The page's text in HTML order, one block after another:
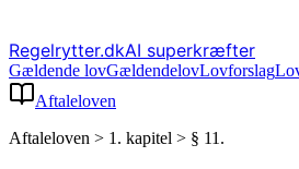
Regelrytter.dkAI superkræfter
Gældende lovGældendelovLovforslag
Aftaleloven
Aftaleloven > 1. kapitel > § 11.